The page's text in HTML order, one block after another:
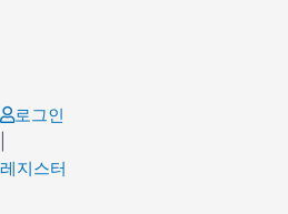
로그인
레지스터